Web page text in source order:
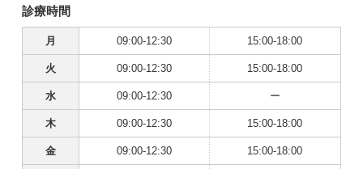
診療時間
月 09:00-12:30 15:00-18:00
火 09:00-12:30 15:00-18:00
水 09:00-12:30 ー
木 09:00-12:30 15:00-18:00
金 09:00-12:30 15:00-18:00